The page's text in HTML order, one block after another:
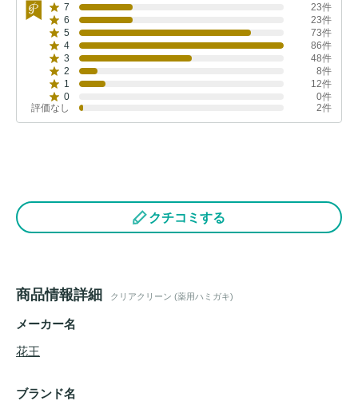
7
23件
6
23件
5
73件
4
86件
3
48件
2
8件
1
12件
0
0件
評価なし
2件
クチコミする
商品情報詳細 クリアクリーン (薬用ハミガキ)
メーカー名
花王
ブランド名